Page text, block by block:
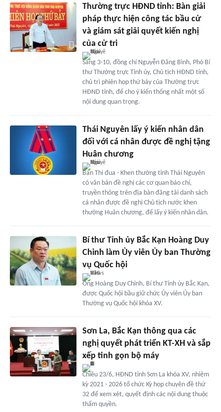
Thường trực HĐND tỉnh: Bàn giải
pháp thực hiện công tác bầu cử
và giám sát giải quyết kiến nghị
của cử tri
Sáng 3-10, đồng chí Nguyễn Đăng Bình, Phó Bí
thư Thường trực Tỉnh ủy, Chủ tịch HĐND tỉnh,
chủ trì phiên họp thứ bảy của Thường trực
HĐND tỉnh, để cho ý kiến thống nhất một số
nội dung quan trọng.
Thái Nguyên lấy ý kiến nhân dân
đối với cá nhân được đề nghị tặng
Huân chương
Ban Thi đua - Khen thưởng tỉnh Thái Nguyên
có văn bản đề nghị các cơ quan báo chí,
truyền thông trên địa bàn đăng tải danh sách
cá nhân được đề nghị Chủ tịch nước khen
thưởng Huân chương, để lấy ý kiến nhân dân.
Bí thư Tỉnh ủy Bắc Kạn Hoàng Duy
Chinh làm Ủy viên Ủy ban Thường
vụ Quốc hội
Ông Hoàng Duy Chinh, Bí thư Tỉnh ủy Bắc Kạn,
được Quốc hội bầu giữ chức Ủy viên Ủy ban
Thường vụ Quốc hội khóa XV.
Sơn La, Bắc Kạn thông qua các
nghị quyết phát triển KT-XH và sắp
xếp tinh gọn bộ máy
Chiều 23/6, HĐND tỉnh Sơn La khóa XV, nhiệm
kỳ 2021 - 2026 tổ chức Kỳ họp chuyên đề thứ
32 để xem xét, quyết định các nội dung thuộc
thẩm quyền.